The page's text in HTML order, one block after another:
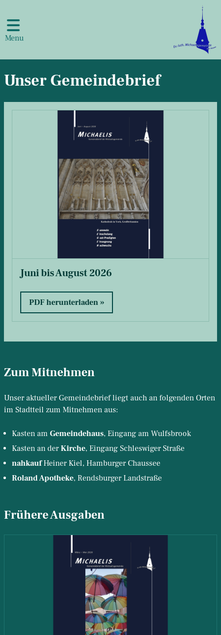
Menu
Unser Gemeindebrief
Juni bis August 2026
PDF herunterladen
Zum Mitnehmen
Unser aktueller Gemeindebrief liegt auch an folgenden Orten
im Stadtteil zum Mitnehmen aus:
Kasten am Gemeindehaus, Eingang am Wulfsbrook
Kasten an derKirche, Eingang Schleswiger Straße
nahkaufHeiner Kiel, Hamburger Chaussee
Roland Apotheke, Rendsburger Landstraße
Frühere Ausgaben